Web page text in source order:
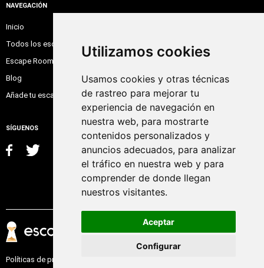
Utilizamos cookies
Usamos cookies y otras técnicas
de rastreo para mejorar tu
experiencia de navegación en
nuestra web, para mostrarte
contenidos personalizados y
anuncios adecuados, para analizar
el tráfico en nuestra web y para
comprender de donde llegan
nuestros visitantes.
Aceptar
Configurar
NAVEGACIÓN
Inicio
Todos los escape room
Escape Room Online
Blog
Añade tu escape room
SÍGUENOS
Políticas de privacidad